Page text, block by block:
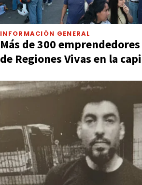
INFORMACIÓN GENERAL
Más de 300
de Regiones Vivas en la